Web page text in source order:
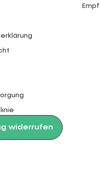
widerrufen